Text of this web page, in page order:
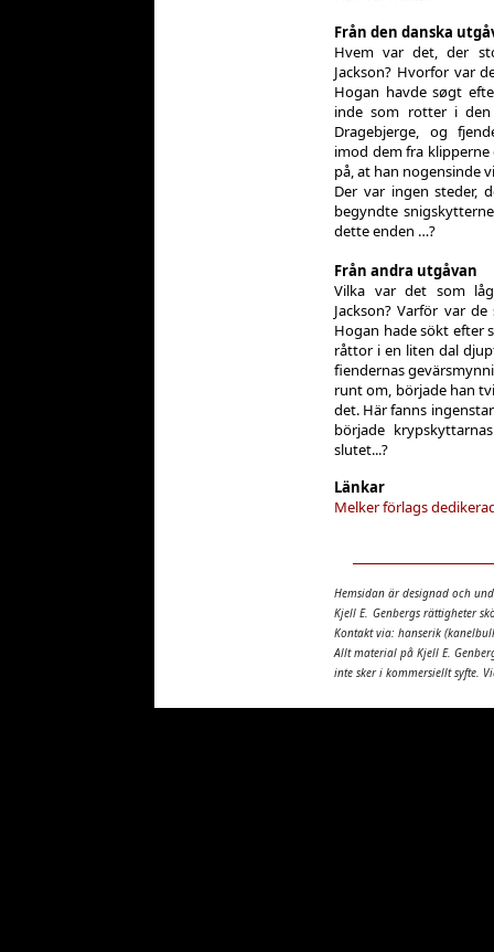
Från den danska
Hvem var det, der
Jackson? Hvorfor var
Hogan havde søgt
inde som rotter i
Dragebjerge, og
imod dem fra
på, at han nogensinde
Der var ingen steder,
begyndte
dette enden …?
Från andra utgåvan
Vilka var det som
Jackson? Varför var
Hogan hade sökt efter
råttor i en liten dal
fiendernas
runt om, började han
det. Här fanns
började
slutet...?
Länkar
Melker förlags
Hemsidan är designad och
Kjell E. Genbergs rättigheter
Kontakt via: hanserik
Allt material på Kjell E.
inte sker i kommersiellt syfte.